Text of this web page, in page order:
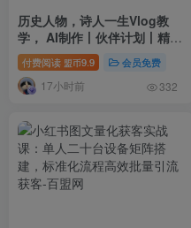
历史人物，诗人一生Vlog教
学， AI制作丨伙伴计划丨精选
收益丨商单收徒 ，新领域红利
期，抓紧做
付费阅读 盟币9.9 会员免费
17小时前 332